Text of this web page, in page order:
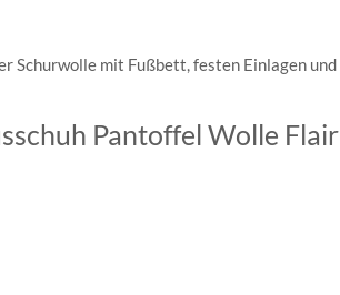
mit Fußbett, festen Einlagen
Pantoffel Wolle